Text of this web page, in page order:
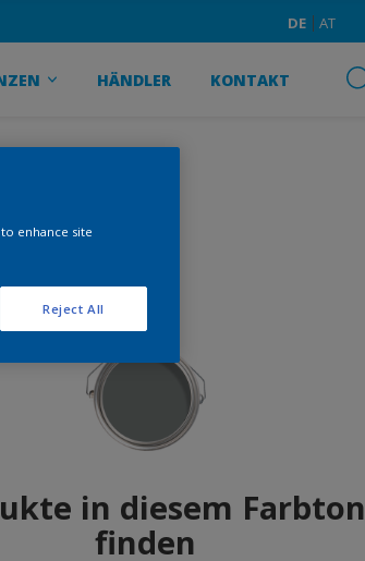
DE AT
HÄNDLER KONTAKT
in diesem Farbton
finden
enhance site
Reject All